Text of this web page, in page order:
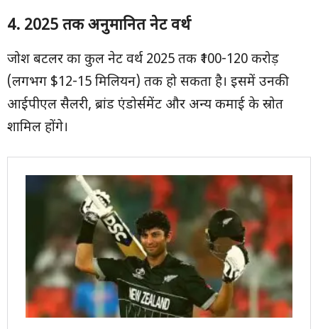
4. 2025 तक अनुमानित नेट वर्थ
जोश बटलर का कुल नेट वर्थ 2025 तक ₹100-120 करोड़
(लगभग $12-15 मिलियन) तक हो सकता है। इसमें उनकी
आईपीएल सैलरी, ब्रांड एंडोर्समेंट और अन्य कमाई के स्रोत
शामिल होंगे।